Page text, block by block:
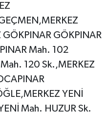
GÖKPINAR
Mah. 102
120 Sk.,MERKEZ
YENİ
Mah. HUZUR Sk.